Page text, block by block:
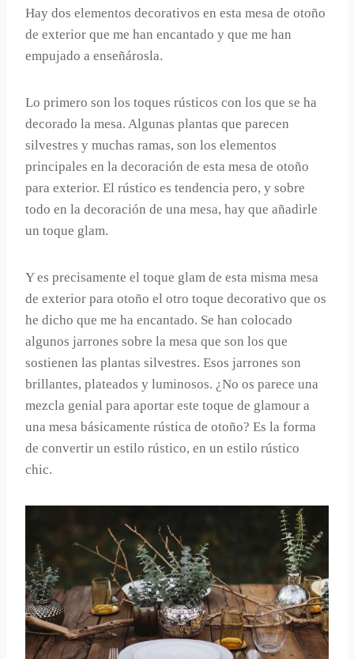
Hay dos elementos decorativos en esta mesa de otoño
de exterior que me han encantado y que me han
empujado a enseñárosla.
Lo primero son los toques rústicos con los que se ha
decorado la mesa. Algunas plantas que parecen
silvestres y muchas ramas, son los elementos
principales en la decoración de esta mesa de otoño
para exterior. El rústico es tendencia pero, y sobre
todo en la decoración de una mesa, hay que añadirle
un toque glam.
Y es precisamente el toque glam de esta misma mesa
de exterior para otoño el otro toque decorativo que os
he dicho que me ha encantado. Se han colocado
algunos jarrones sobre la mesa que son los que
sostienen las plantas silvestres. Esos jarrones son
brillantes, plateados y luminosos. ¿No os parece una
mezcla genial para aportar este toque de glamour a
una mesa básicamente rústica de otoño? Es la forma
de convertir un estilo rústico, en un estilo rústico
chic.